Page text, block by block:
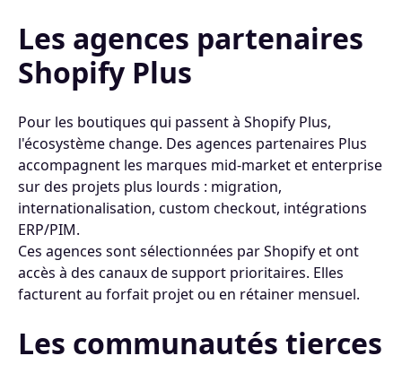
Les agences partenaires
Shopify Plus
Pour les boutiques qui passent à Shopify Plus,
l'écosystème change. Des agences partenaires Plus
accompagnent les marques mid-market et enterprise
sur des projets plus lourds : migration,
internationalisation, custom checkout, intégrations
ERP/PIM.
Ces agences sont sélectionnées par Shopify et ont
accès à des canaux de support prioritaires. Elles
facturent au forfait projet ou en rétainer mensuel.
Les communautés tierces